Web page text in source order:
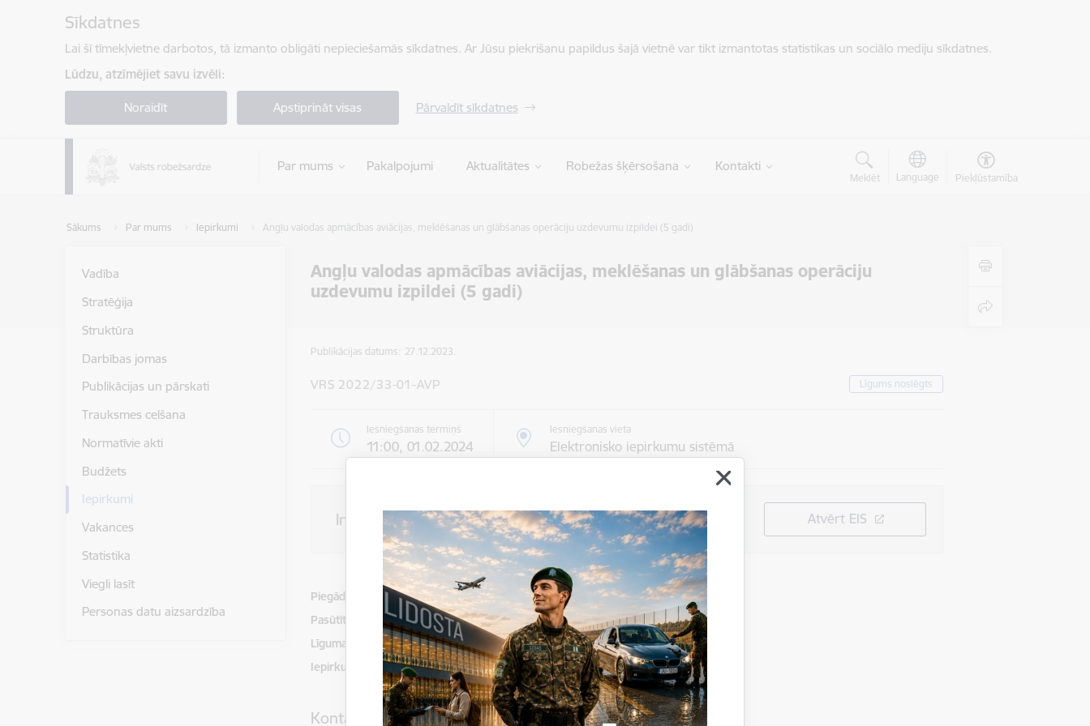
Sīkdatnes
Lai šī tīmekļvietne darbotos, tā izmanto obligāti nepieciešamās sīkdatnes. Ar Jūsu piekrišanu papildus šajā vietnē var tikt izmantotas statistikas un sociālo mediju sīkdatnes.
Lūdzu, atzīmējiet savu izvēli:
Noraidīt Apstiprināt visas Pārvaldīt sīkdatnes
Par mums Pakalpojumi Aktualitātes Robežas šķērsošana Kontakti
Meklēt Language Piekļūstamība
Sākums Par mums Iepirkumi Angļu valodas apmācības aviācijas, meklēšanas un glābšanas operāciju uzdevumu izpildei (5 gadi)
Angļu valodas apmācības aviācijas, meklēšanas un glābšanas operāciju
uzdevumu izpildei (5 gadi)
Vadība
Stratēģija
Struktūra
Darbības jomas
Publikācijas un pārskati
Trauksmes celšana
Normatīvie akti
Budžets
Iepirkumi
Vakances
Statistika
Viegli lasīt
Personas datu aizsardzība
Publikācijas datums: 27.12.2023.
VRS 2022/33-01-AVP Līgums noslēgts
Iesniegšanas termiņš
11:00, 01.02.2024
Iesniegšanas vieta
Elektronisko iepirkumu sistēmā
Informācija par iepirkumu Atvērt EIS
Piegādātājs / izpildītājs:
''Latvijas gaisa satiksme'' VAS
Pasūtītājs
Valsts robežsardze
Līguma izpildes vieta Izpildītāja norādītā adrese, ne (LATVIJA), -
Iepirkuma procedūra 2.pielikumā minēto pakalpojumu iepirkumi
Kontakti